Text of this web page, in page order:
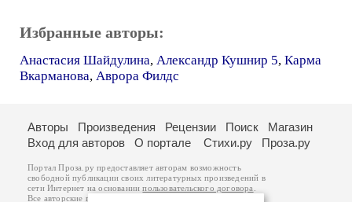
Избранные авторы:
Анастасия Шайдулина, Александр Кушнир 5, Карма
Вкарманова, Аврора Филдс
Авторы Произведения Рецензии Поиск
Магазин
Вход для авторов
О портале Стихи.ру Проза.ру
Портал Проза.ру предоставляет авторам возможность
свободной публикации своих литературных произведений в
сети Интернет на основаниипользовательского договора
Все авторские права на произведения принадлежат авторам